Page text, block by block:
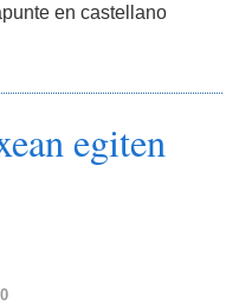
en castellano
egiten